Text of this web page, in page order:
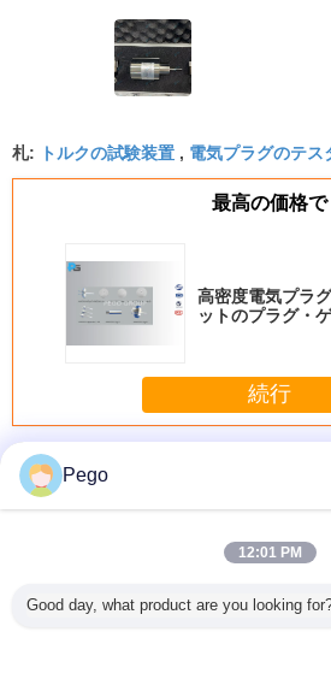
札: トルクの試験装置 , 電気プラグのテス
最高の価格で
高密度電気プラ
ットのプラグ・
続行
多くプラグソケットテスタ
のため
図30電
直接差込式装置の
ためのトルクのプ
倒れかけたバレル
のプラグのソケッ
Pego
12:01 PM
Good day, what product are you looking